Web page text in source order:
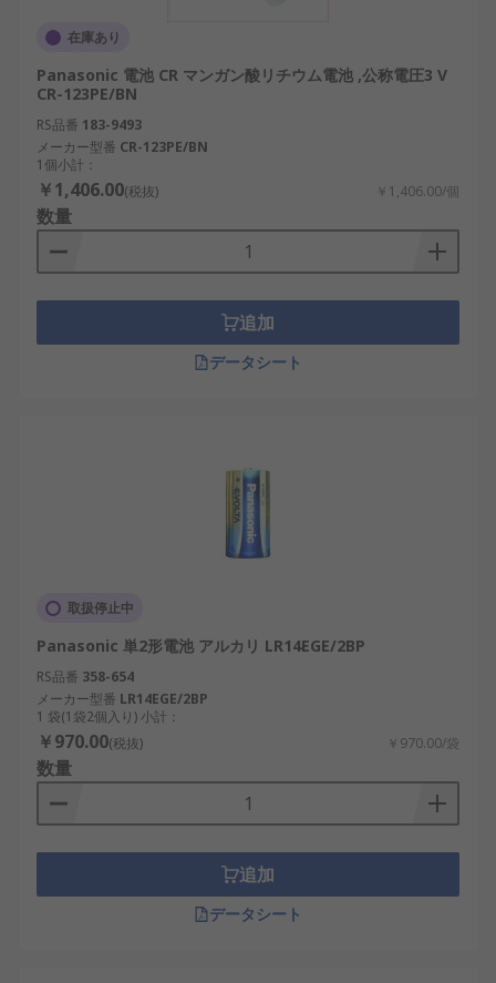
クを考慮して適したモデルを選定。
や通販の選択肢から予算に適したものを選ぶ
単2形乾電池の用途
家庭、産業、商業など多岐にわたる分野で単2形乾
電池は利用されています。日本国内では特に防災や
再生可能エネルギー関連機器での需要が高まってい
ます。
防災機器： 懐中電灯やラジオでの利用。国内
の災害対策備蓄品として重要。
IoTデバイス： 長期間の稼働が求められるセン
サー機器。再生可能エネルギー設備のモニタ
教育・研究： 実験機材や研究装置に利用。国
商業利用： 店舗の防犯機器や案内表示装置に
導入。
単2形乾電池メーカー
世界中の多くのメーカーが単2形乾電池を製造・販
売しており、日本市場でも多様な選択肢が存在しま
す。通販チャネルも整備されており、価格や値段の
RS PRO： 幅広いラインアップを持つ国際的ブ
ランドで、一般用途に適した製品を展開。
在庫あり
Panasonic 電池 CR マンガン酸リチウム電池 ,公称電圧3 V
CR-123PE/BN
RS品番 183-9493
メーカー型番 CR-123PE/BN
1個小計：
￥1,406.00(税抜) ￥1,406.00/個
数量
追加
データシート
取扱停止中
Panasonic 単2形電池 アルカリ LR14EGE/2BP
RS品番 358-654
メーカー型番 LR14EGE/2BP
1 袋(1袋2個入り) 小計：
￥970.00(税抜) ￥970.00/袋
数量
追加
データシート